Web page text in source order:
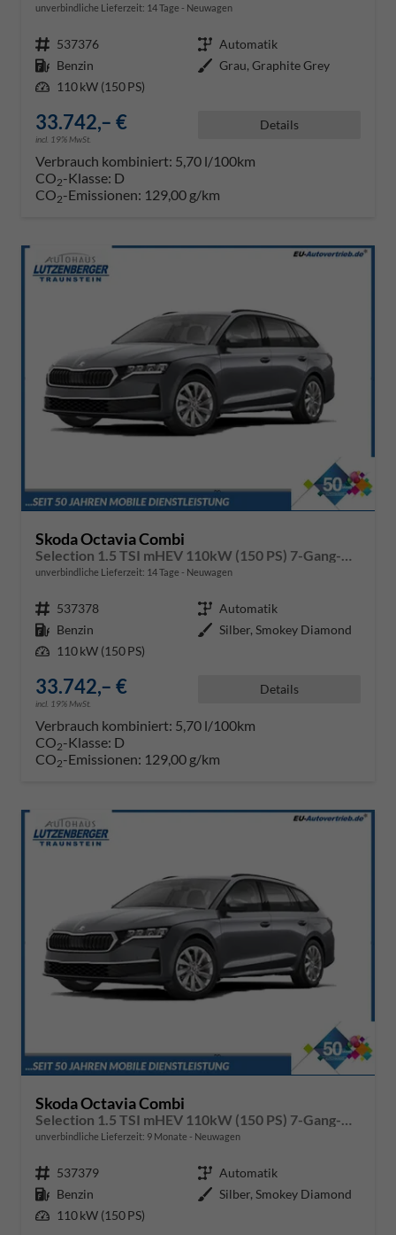
unverbindliche Lieferzeit: 14 Tage Neuwagen
Fahrzeugnr. 537376 Getriebe Automatik
Kraftstoff Benzin Außenfarbe Grau, Graphite Grey
Leistung 110 kW (150 PS)
33.742,– €
incl. 19% MwSt.
Details
Verbrauch kombiniert: 5,70 l/100km
CO2-Klasse: D
CO2-Emissionen: 129,00 g/km
Skoda Octavia Combi
unverbindliche Lieferzeit: 14 Tage Neuwagen
Fahrzeugnr. 537378 Getriebe Automatik
Kraftstoff Benzin Außenfarbe Silber, Smokey Diamond
Leistung 110 kW (150 PS)
33.742,– €
incl. 19% MwSt.
Details
Verbrauch kombiniert: 5,70 l/100km
CO2-Klasse: D
CO2-Emissionen: 129,00 g/km
Skoda Octavia Combi
unverbindliche Lieferzeit: 9 Monate Neuwagen
Fahrzeugnr. 537379 Getriebe Automatik
Kraftstoff Benzin Außenfarbe Silber, Smokey Diamond
Leistung 110 kW (150 PS)